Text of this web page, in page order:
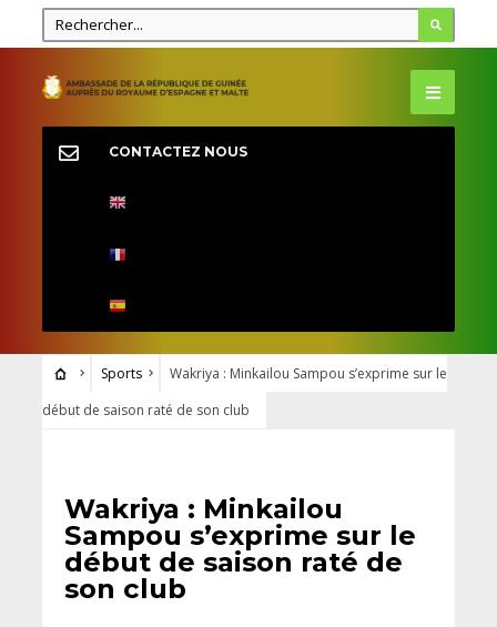
CONTACTEZ NOUS
Sports
Wakriya : Minkailou Sampou s’exprime sur le
début de saison raté de son club
Wakriya : Minkailou
Sampou s’exprime sur le
début de saison raté de
son club